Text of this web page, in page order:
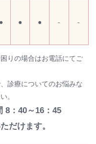
● ● ● - -
りの場合はお電話にてご
診療についてのお悩みな
。
8：40～16：45
だけます。